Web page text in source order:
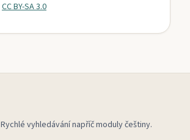
CC BY-SA 3.0
Rychlé vyhledávání napříč moduly češtiny.